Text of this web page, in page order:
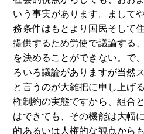
いう事実があります。まして
務条件はもとより国民そして
提供するため労使で議論する
を決めることができない。で
ろいろ議論がありますが当然
と言うのが大雑把に申し上げ
権制約の実態ですから、組合
はできても、その機能は大幅
的あるいは人権的な観点から